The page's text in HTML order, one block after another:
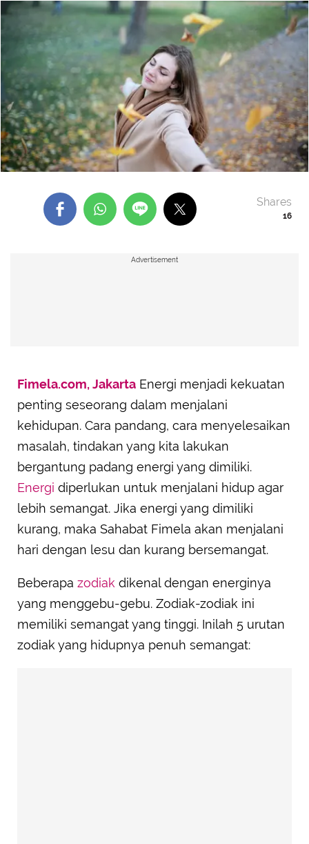
16
Shares
Advertisement
Fimela.com, Jakarta Energi menjadi kekuatan
penting seseorang dalam menjalani
kehidupan. Cara pandang, cara menyelesaikan
masalah, tindakan yang kita lakukan
bergantung padang energi yang dimiliki.
Energi diperlukan untuk menjalani hidup agar
lebih semangat. Jika energi yang dimiliki
kurang, maka Sahabat Fimela akan menjalani
hari dengan lesu dan kurang bersemangat.
Beberapa zodiak dikenal dengan energinya
yang menggebu-gebu. Zodiak-zodiak ini
memiliki semangat yang tinggi. Inilah 5 urutan
zodiak yang hidupnya penuh semangat: